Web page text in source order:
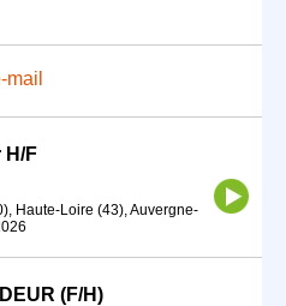
H/F
Haute-Loire (43), Auvergne-
(F/H)